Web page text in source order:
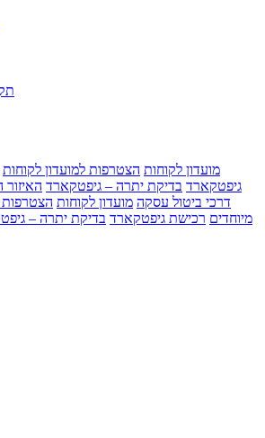
מועדון לקוחות הצטרפות למועדון לקוחות
גיפטקארד בדיקת יתרה – גיפטקארד האיזור
דרכי ביטול עסקה מועדון לקוחות הצטרפות
מיוחדים רכישת גיפטקארד בדיקת יתרה –